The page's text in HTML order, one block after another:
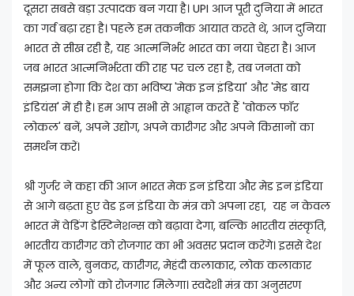
दूसरा सबसे बड़ा उत्पादक बन गया है। UPI आज पूरी दुनिया में भारत
का गर्व बढ़ा रहा है। पहले हम तकनीक आयात करते थे, आज दुनिया
भारत से सीख रही है, यह आत्मनिर्भर भारत का नया चेहरा है। आज
जब भारत आत्मनिर्भरता की राह पर चल रहा है, तब जनता को
समझना होगा कि देश का भविष्य 'मेक इन इंडिया' और 'मेड बाय
इंडियंस' में ही है। हम आप सभी से आह्वान करते हैं 'वोकल फॉर
लोकल' बनें, अपने उद्योग, अपने कारीगर और अपने किसानों का
समर्थन करें।
श्री गुर्जर ने कहा की आज भारत मेक इन इंडिया और मेड इन इंडिया
से आगे बढ़ता हुए वेड इन इंडिया के मंत्र को अपना रहा, यह न केवल
भारत में वेडिंग डेस्टिनेशन्स को बढ़ावा देगा, बल्कि भारतीय संस्कृति,
भारतीय कारीगर को रोजगार का भी अवसर प्रदान करेंगे। इससे देश
में फूल वाले, बुनकर, कारीगर, मेहंदी कलाकार, लोक कलाकार
और अन्य लोगों को रोजगार मिलेगा। स्वदेशी मंत्र का अनुसरण